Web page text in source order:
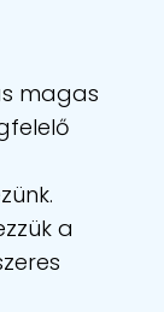
magas
a